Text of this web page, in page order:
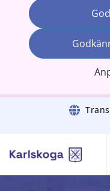
Gå till innehåll